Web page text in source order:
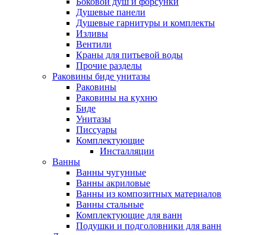
Душевые панели
Душевые гарнитуры и комплекты
Изливы
Вентили
Краны для питьевой воды
Прочие разделы
Раковины биде унитазы
Раковины
Раковины на кухню
Биде
Унитазы
Писсуары
Комплектующие
Инсталляции
Ванны
Ванны чугунные
Ванны акриловые
Ванны из композитных материалов
Ванны стальные
Комплектующие для ванн
Подушки и подголовники для ванн